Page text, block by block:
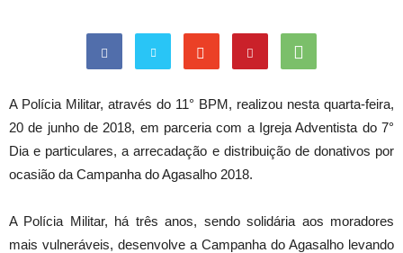
A Polícia Militar, através do 11° BPM, realizou nesta quarta-feira,
20 de junho de 2018, em parceria com a Igreja Adventista do 7°
Dia e particulares, a arrecadação e distribuição de donativos por
ocasião da Campanha do Agasalho 2018.
A Polícia Militar, há três anos, sendo solidária aos moradores
mais vulneráveis, desenvolve a Campanha do Agasalho levando